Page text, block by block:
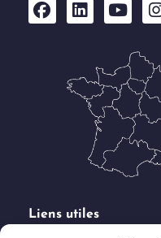
Liens utiles